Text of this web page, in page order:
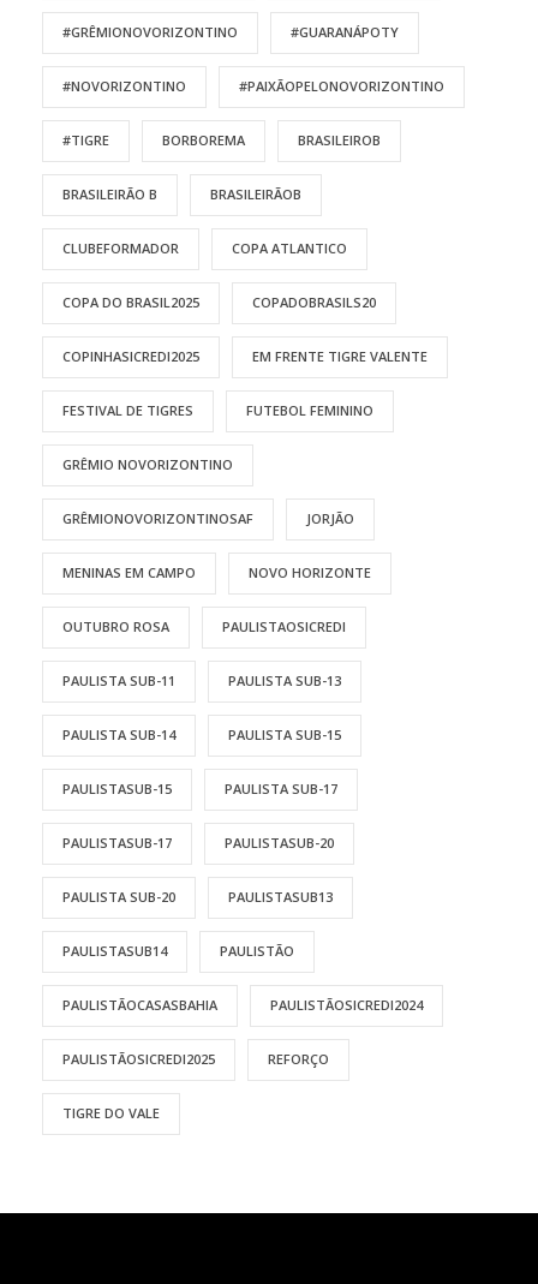
#GRÊMIONOVORIZONTINO #GUARANÁPOTY
#NOVORIZONTINO #PAIXÃOPELONOVORIZONTINO
#TIGRE BORBOREMA BRASILEIROB
BRASILEIRÃO B BRASILEIRÃOB
CLUBEFORMADOR COPA ATLANTICO
COPA DO BRASIL2025 COPADOBRASILS20
COPINHASICREDI2025 EM FRENTE TIGRE VALENTE
FESTIVAL DE TIGRES FUTEBOL FEMININO
GRÊMIO NOVORIZONTINO
GRÊMIONOVORIZONTINOSAF JORJÃO
MENINAS EM CAMPO NOVO HORIZONTE
OUTUBRO ROSA PAULISTAOSICREDI
PAULISTA SUB-11 PAULISTA SUB-13
PAULISTA SUB-14 PAULISTA SUB-15
PAULISTASUB-15 PAULISTA SUB-17
PAULISTASUB-17 PAULISTASUB-20
PAULISTA SUB-20 PAULISTASUB13
PAULISTASUB14 PAULISTÃO
PAULISTÃOCASASBAHIA PAULISTÃOSICREDI2024
PAULISTÃOSICREDI2025 REFORÇO
TIGRE DO VALE